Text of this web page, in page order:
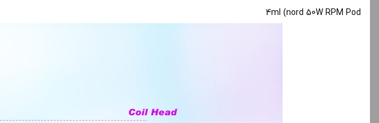
4ml (nord 50W RPM Pod